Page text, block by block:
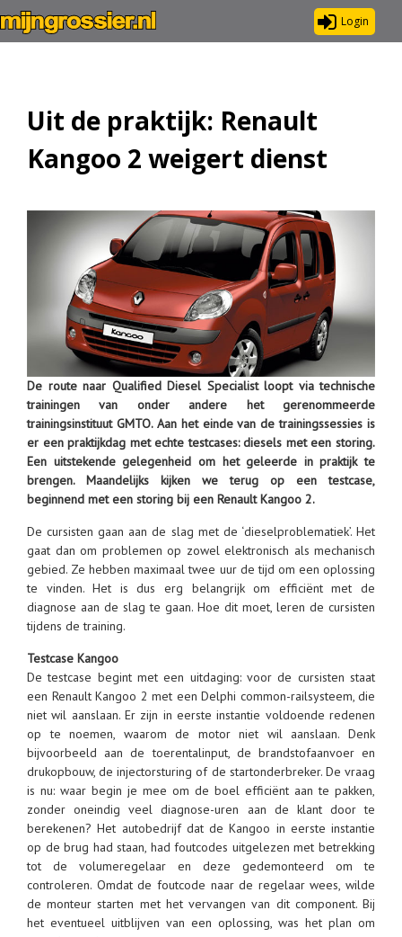
Login
Uit de praktijk: Renault
Kangoo 2 weigert dienst
De route naar Qualified Diesel Specialist loopt via technische
trainingen van onder andere het gerenommeerde
trainingsinstituut GMTO. Aan het einde van de trainingssessies is
er een praktijkdag met echte testcases: diesels met een storing.
Een uitstekende gelegenheid om het geleerde in praktijk te
brengen. Maandelijks kijken we terug op een testcase,
beginnend met een storing bij een Renault Kangoo 2.
De cursisten gaan aan de slag met de ‘dieselproblematiek’. Het
gaat dan om problemen op zowel elektronisch als mechanisch
gebied. Ze hebben maximaal twee uur de tijd om een oplossing
te vinden. Het is dus erg belangrijk om efficiënt met de
diagnose aan de slag te gaan. Hoe dit moet, leren de cursisten
tijdens de training.
Testcase Kangoo
De testcase begint met een uitdaging: voor de cursisten staat
een Renault Kangoo 2 met een Delphi common-railsysteem, die
niet wil aanslaan. Er zijn in eerste instantie voldoende redenen
op te noemen, waarom de motor niet wil aanslaan. Denk
bijvoorbeeld aan de toerentalinput, de brandstofaanvoer en
drukopbouw, de injectorsturing of de startonderbreker. De vraag
is nu: waar begin je mee om de boel efficiënt aan te pakken,
zonder oneindig veel diagnose-uren aan de klant door te
berekenen? Het autobedrijf dat de Kangoo in eerste instantie
op de brug had staan, had foutcodes uitgelezen met betrekking
tot de volumeregelaar en deze gedemonteerd om te
controleren. Omdat de foutcode naar de regelaar wees, wilde
de monteur starten met het vervangen van dit component. Bij
het eventueel uitblijven van een oplossing, was het plan om